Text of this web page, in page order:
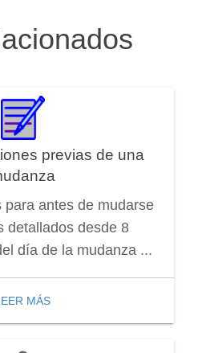
previas de una
para antes de mudarse
detallados desde 8
día de la mudanza ...
MÁS